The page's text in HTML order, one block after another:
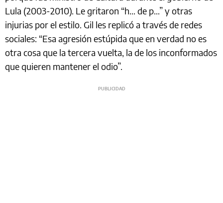
Lula (2003-2010). Le gritaron “h… de p…” y otras
injurias por el estilo. Gil les replicó a través de redes
sociales: “Esa agresión estúpida que en verdad no es
otra cosa que la tercera vuelta, la de los inconformados
que quieren mantener el odio”.